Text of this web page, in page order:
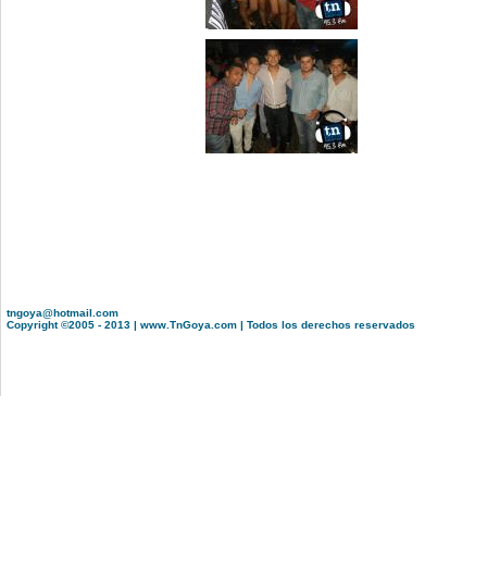
tngoya@hotmail.com
Copyright ©2005 - 2013 | www.TnGoya.com | Todos los derechos reservados